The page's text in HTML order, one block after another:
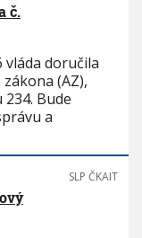
č.
vláda doručila
(AZ),
Bude
a
SLP ČKAIT